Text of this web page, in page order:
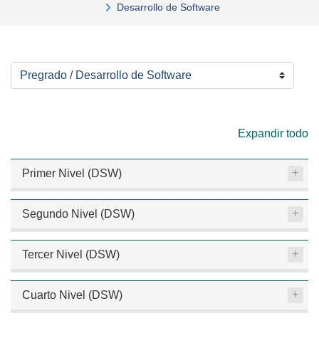
Desarrollo de Software
Categorías
Expandir todo
Primer Nivel (DSW)
Segundo Nivel (DSW)
Tercer Nivel (DSW)
Cuarto Nivel (DSW)